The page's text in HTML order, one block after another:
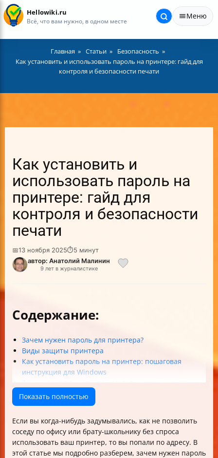
Hellowiki.ru
Всё, что вам нужно, в одном месте
Меню
Главная Статьи
Безопасность
Как установить и использовать пароль на принтере: гайд для
контроля и безопасности печати
Как установить и
использовать пароль на
принтере: гайд для
контроля и безопасности
печати
📅13 ноября 2025⏱5 минут
автор: Анатолий Малинин
9 лет в журналистике
Содержание:
Зачем нужен пароль для принтера?
Виды защиты принтера
Как установить пароль на принтер: пошаговая
инструкция для Windows
заданий
Как удалить защищенные задания?
FAQ: самые частые вопросы по паролю на принтере
Краткий чек-лист: как защитить принтер паролем
Итоги: почему стоит нажать "Печать" с паролем?
Показать полностью
Если вы когда-нибудь задумывались, как не позволить
соседу по офису или брату-школьнику без спроса
использовать ваш принтер, то вы попали по адресу. В
этой статье мы подробно разберем, зачем нужен пароль